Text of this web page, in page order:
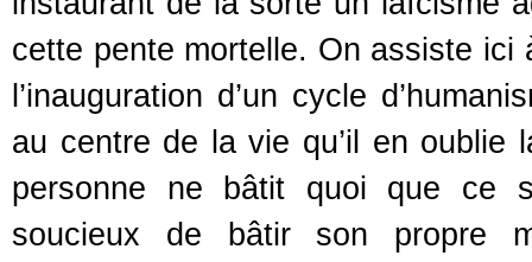
cette pente mortelle. On assiste
l’inauguration d’un cycle
au centre de la vie qu’il en oublie
personne ne bâtit quoi que ce
soucieux de bâtir son propre